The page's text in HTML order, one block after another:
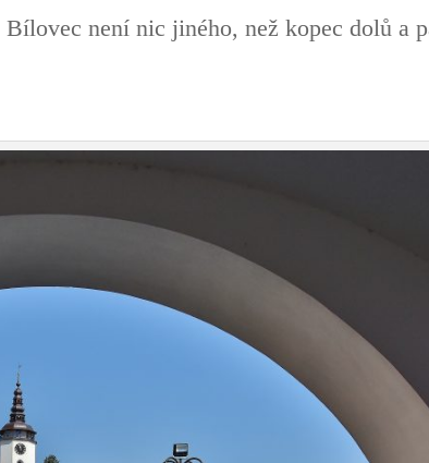
není nic jiného, než kopec dolů a